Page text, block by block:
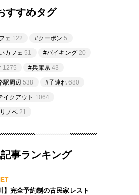
すすめタグ
ェ 122 #クーポン 5
カフェ 51 #バイキング 20
1275 #兵庫県 43
駅周辺 538 #子連れ 680
イクアウト 1064
ノベ 21
事ランキング
】完全予約制の古民家レスト